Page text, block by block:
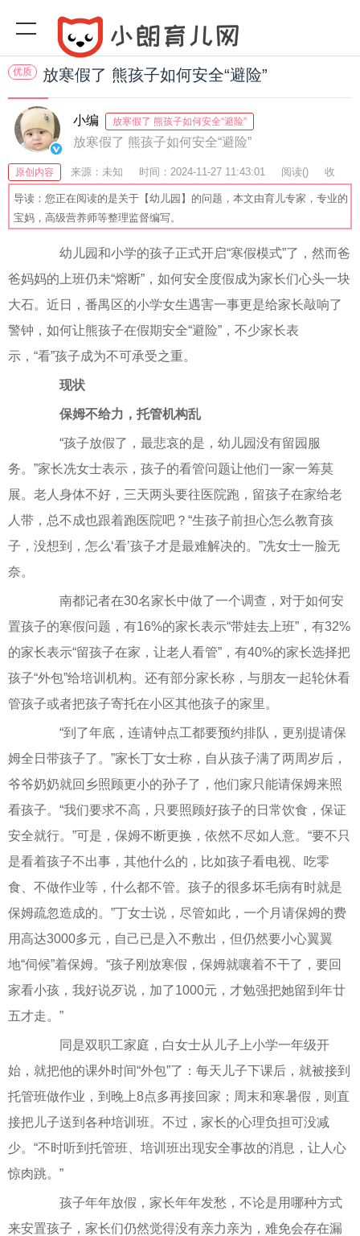
优质 放寒假了 熊孩子如何安全“避险”
小编 放寒假了 熊孩子如何安全“避险”
放寒假了 熊孩子如何安全“避险”
原创内容 来源：未知 时间：2024-11-27 11:43:01 阅读() 收
藏：46 分享：78 爆
导读：您正在阅读的是关于【幼儿园】的问题，本文由育儿专家，专业的
宝妈，高级营养师等整理监督编写。
幼儿园和小学的孩子正式开启“寒假模式”了，然而爸
爸妈妈的上班仍未“熔断”，如何安全度假成为家长们心头一块
大石。近日，番禺区的小学女生遇害一事更是给家长敲响了
警钟，如何让熊孩子在假期安全“避险”，不少家长表
示，“看”孩子成为不可承受之重。
现状
保姆不给力，托管机构乱
“孩子放假了，最悲哀的是，幼儿园没有留园服
务。”家长冼女士表示，孩子的看管问题让他们一家一筹莫
展。老人身体不好，三天两头要往医院跑，留孩子在家给老
人带，总不成也跟着跑医院吧？“生孩子前担心怎么教育孩
子，没想到，怎么‘看’孩子才是最难解决的。”冼女士一脸无
奈。
南都记者在30名家长中做了一个调查，对于如何安
置孩子的寒假问题，有16%的家长表示“带娃去上班”，有32%
的家长表示“留孩子在家，让老人看管”，有40%的家长选择把
孩子“外包”给培训机构。还有部分家长称，与朋友一起轮休看
管孩子或者把孩子寄托在小区其他孩子的家里。
“到了年底，连请钟点工都要预约排队，更别提请保
姆全日带孩子了。”家长丁女士称，自从孩子满了两周岁后，
爷爷奶奶就回乡照顾更小的孙子了，他们家只能请保姆来照
看孩子。“我们要求不高，只要照顾好孩子的日常饮食，保证
安全就行。”可是，保姆不断更换，依然不尽如人意。“要不只
是看着孩子不出事，其他什么的，比如孩子看电视、吃零
食、不做作业等，什么都不管。孩子的很多坏毛病有时就是
保姆疏忽造成的。”丁女士说，尽管如此，一个月请保姆的费
用高达3000多元，自己已是入不敷出，但仍然要小心翼翼
地“伺候”着保姆。“孩子刚放寒假，保姆就嚷着不干了，要回
家看小孩，我好说歹说，加了1000元，才勉强把她留到年廿
五才走。”
同是双职工家庭，白女士从儿子上小学一年级开
始，就把他的课外时间“外包”了：每天儿子下课后，就被接到
托管班做作业，到晚上8点多再接回家；周末和寒暑假，则直
接把儿子送到各种培训班。不过，家长的心理负担可没减
少。“不时听到托管班、培训班出现安全事故的消息，让人心
惊肉跳。”
孩子年年放假，家长年年发愁，不论是用哪种方式
来安置孩子，家长们仍然觉得没有亲力亲为，难免会存在漏